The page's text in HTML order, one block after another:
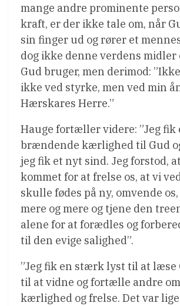
mange andre prominente
kraft, er der ikke tale om, når
sin finger ud og rører et
dog ikke denne verdens midler
Gud bruger, men derimod:
ikke ved styrke, men ved min
Hærskares Herre.”
Hauge fortæller videre: ”Jeg fik
brændende kærlighed til Gud
jeg fik et nyt sind. Jeg forstod,
kommet for at frelse os, at vi
skulle fødes på ny, omvende
mere og mere og tjene den
alene for at forædles og
til den evige salighed”.
”Jeg fik en stærk lyst til at læse
til at vidne og fortælle andre
kærlighed og frelse. Det var